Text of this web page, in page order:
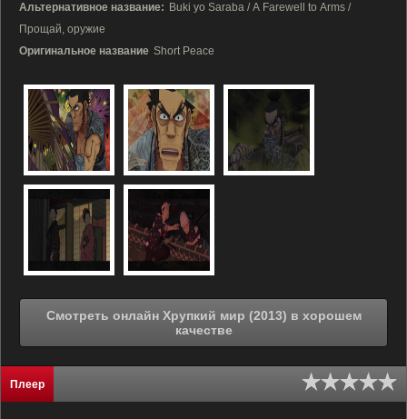
Альтернативное название: Buki yo Saraba / A Farewell to Arms /
Прощай, оружие
Оригинальное название Short Peace
Смотреть онлайн Хрупкий мир (2013) в хорошем
качестве
Плеер